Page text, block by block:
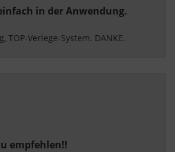
in der Anwendung.
TOP-Verlege-System. DANKE.
empfehlen!!